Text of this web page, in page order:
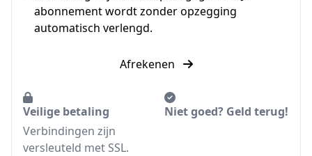
abonnement wordt zonder opzegging
automatisch verlengd.
Afrekenen
Veilige betaling
Verbindingen zijn
versleuteld met SSL.
Niet goed? Geld terug!